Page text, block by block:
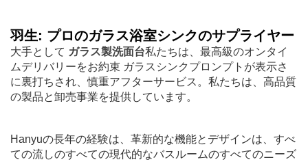
羽生: プロのガラス浴室シンクのサプライヤー
大手として ガラス製洗面台私たちは、最高級のオンタイ
ムデリバリーをお約束 ガラスシンクプロンプトが表示さ
に裏打ちされ、慎重アフターサービス。私たちは、高品質
の製品と卸売事業を提供しています。
Hanyuの長年の経験は、革新的な機能とデザインは、すべ
ての流しのすべての現代的なバスルームのすべてのニーズ